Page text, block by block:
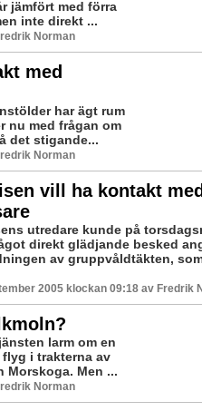
jämfört med förra
inte direkt ...
Norman
med
har ägt rum
nu med frågan om
det stigande...
Norman
vill ha kontakt
utredare kunde på
direkt glädjande besked
av gruppvåldtäkten,
2005 klockan 09:18 av Fredrik
larm om en
i trakterna av
Morskoga. Men ...
Norman